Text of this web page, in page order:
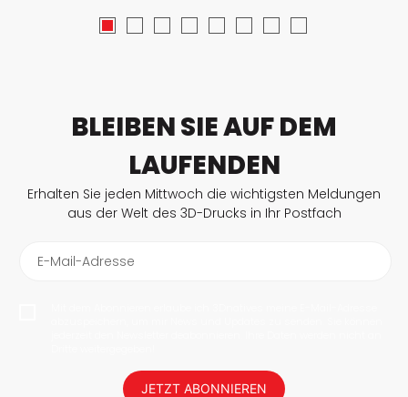
BLEIBEN SIE AUF DEM
LAUFENDEN
Erhalten Sie jeden Mittwoch die wichtigsten Meldungen
aus der Welt des 3D-Drucks in Ihr Postfach
E-Mail-Adresse
JETZT ABONNIEREN